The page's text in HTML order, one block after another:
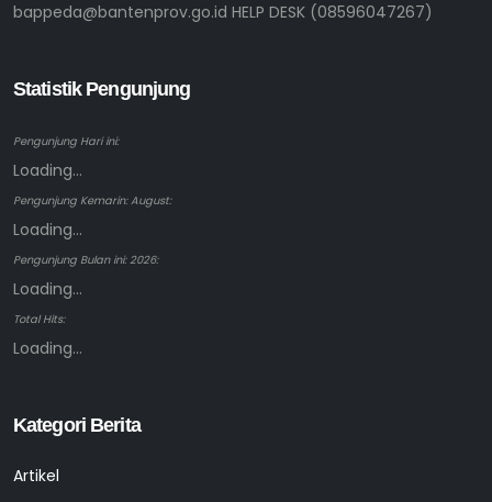
bappeda@bantenprov.go.id HELP DESK (08596047267)
Statistik Pengunjung
Pengunjung Hari ini:
Loading...
Pengunjung Kemarin: August:
Loading...
Pengunjung Bulan ini: 2026:
Loading...
Total Hits:
Loading...
Kategori Berita
Artikel